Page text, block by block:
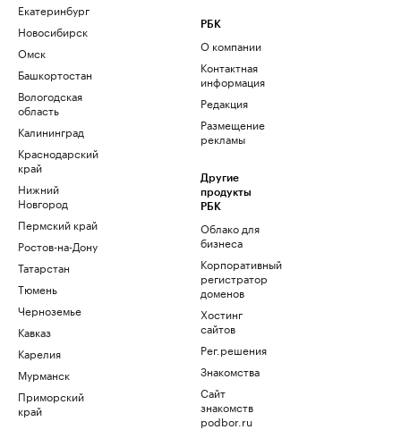
Екатеринбург
Новосибирск
Омск
Башкортостан
Вологодская
область
Калининград
Краснодарский
край
Нижний
Новгород
Пермский край
Ростов-на-Дону
Татарстан
Тюмень
Черноземье
Кавказ
Карелия
Мурманск
Приморский
край
РБК
О компании
Контактная
информация
Редакция
Размещение
рекламы
Другие
продукты
РБК
Облако для
бизнеса
Корпоративный
регистратор
доменов
Хостинг
сайтов
Рег.решения
Знакомства
Сайт
знакомств
podbor.ru